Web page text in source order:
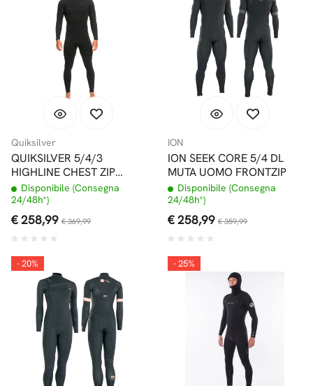
Quiksilver
QUIKSILVER 5/4/3
HIGHLINE CHEST ZIP
MUTA INTERA BLACK
Disponibile (Consegna
24/48h*)
€ 258,99 € 369,99
ION
ION SEEK CORE 5/4 DL
MUTA UOMO FRONTZIP
Disponibile (Consegna
24/48h*)
€ 258,99 € 359,99
- 20% - 25%